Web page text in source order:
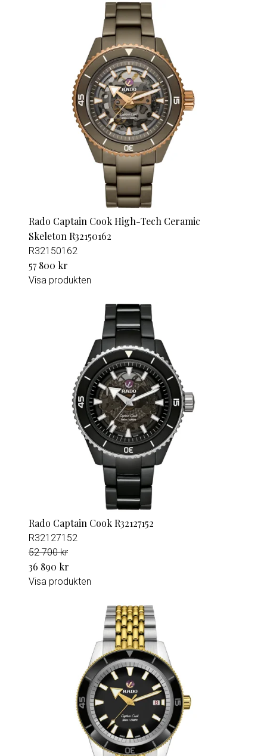
Rado Captain Cook High-Tech Ceramic
Skeleton R32150162
R32150162
57 800 kr
Visa produkten
Rado Captain Cook R32127152
R32127152
52 700 kr
36 890 kr
Visa produkten